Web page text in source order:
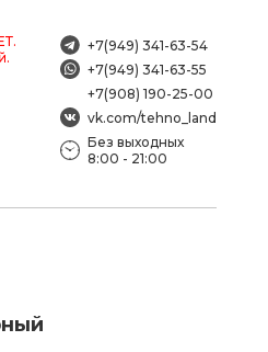
+7(949) 341-63-54
+7(949) 341-63-55
+7(908) 190-25-00
vk.com/tehno_land
Без выходных
8:00 - 21:00